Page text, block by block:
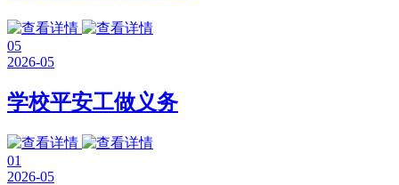
05
2026-05
学校平安工做义务
01
2026-05